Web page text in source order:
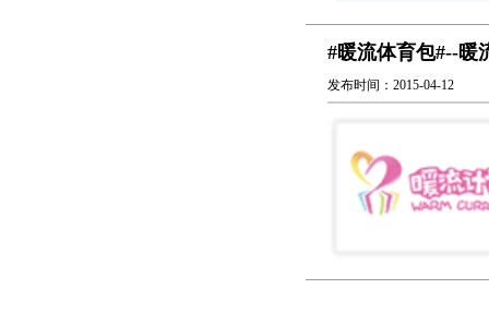
#暖流体育包#--暖
发布时间：2015-04-12